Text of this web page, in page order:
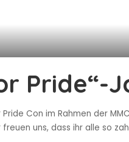
Pride“-
Con im Rahmen der
uns, dass ihr alle so